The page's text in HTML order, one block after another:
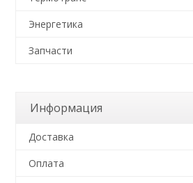
Энергетика
Запчасти
Информация
Доставка
Оплата